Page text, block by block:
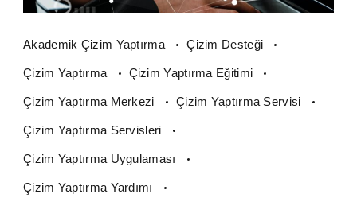
Akademik Çizim Yaptırma Çizim Desteği
Çizim Yaptırma Çizim Yaptırma Eğitimi
Çizim Yaptırma Merkezi Çizim Yaptırma Servisi
Çizim Yaptırma Servisleri
Çizim Yaptırma Uygulaması
Çizim Yaptırma Yardımı